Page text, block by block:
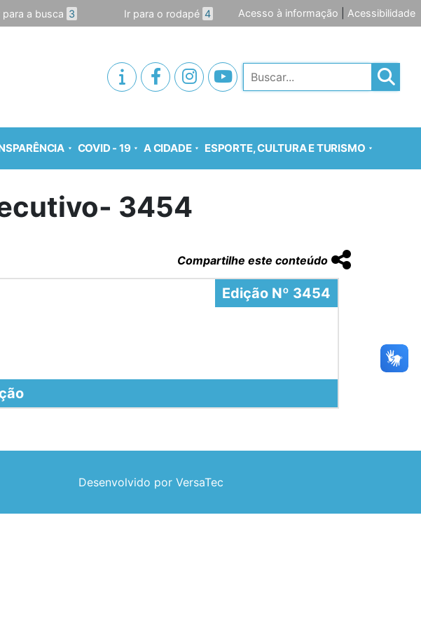
para a busca 3 Ir para o rodapé 4 Acesso à informação Acessibilidade
Pesquisar
COVID - 19 A CIDADE ESPORTE, CULTURA E TURISMO
3454
Compartilhe este conteúdo
Edição Nº 3454
Desenvolvido por VersaTec